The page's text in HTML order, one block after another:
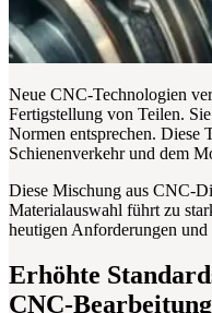
Neue CNC-Technologien
Fertigstellung von Teilen.
Normen entsprechen. Diese
Schienenverkehr und dem
Diese Mischung aus CNC-
Materialauswahl führt zu
heutigen Anforderungen
Erhöhte
CNC-